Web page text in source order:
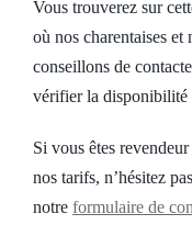
Vous trouverez sur
où nos charentaises
conseillons de
vérifier la disponibilité
Si vous êtes
nos tarifs, n’hésitez
notre formulaire de